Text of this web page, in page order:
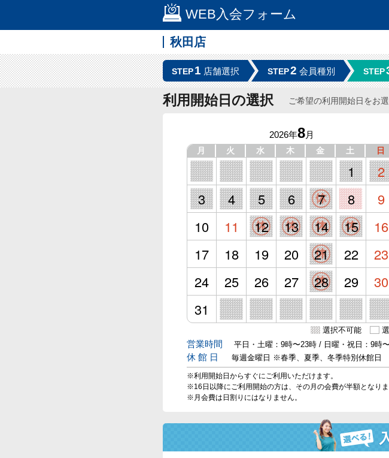
WEB入会フォーム
秋田店
STEP1 店舗選択 STEP2 会員種別 STEP
利用開始日の選択 ご希望の利用開始日をお選
2026年8月
月 火 水 木 金 土 日
1
2
3
4 5 6 7 8
9
10
11 12 13 14 15
16
17
18 19 20 21 22
23
24
25 26 27 28 29
30
31
選択不可能
営業時間 平日・土曜：9時〜23時 / 日曜・祝日：9時
休 館 日 毎週金曜日 ※春季、夏季、冬季特別休館日
※利用開始日からすぐにご利用いただけます。
※16日以降にご利用開始の方は、その月の会費が半額となりま
※月会費は日割りにはなりません。